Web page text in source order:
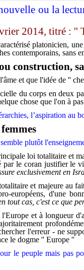
ou la
2014, titré : ''
platonicien,
contemporains, sans
construction,
et que l'idée de ''
du corps en deux
chose que l'on à
l’aspiration au
plutôt
loi totalitaire et
le coran justifier le
exclusivement en
et majeure au
européens, d'une
tout cas, c'est ce que
et à longueur
l'erreur - ne
le dogme '' Europe ''
le peuple mais pas